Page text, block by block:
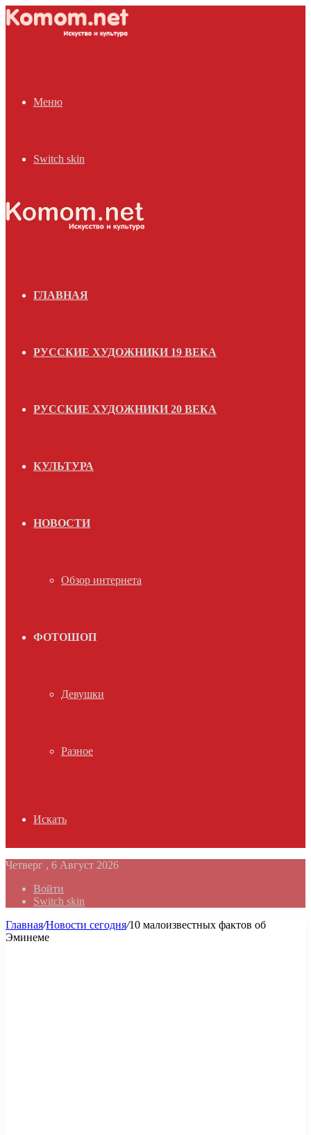
Меню
Switch skin
ГЛАВНАЯ
РУССКИЕ ХУДОЖНИКИ 19 ВЕКА
РУССКИЕ ХУДОЖНИКИ 20 ВЕКА
КУЛЬТУРА
НОВОСТИ
Обзор интернета
ФОТОШОП
Девушки
Разное
Искать
Четверг , 6 Август 2026
Войти
Switch skin
Главная/Новости сегодня/10 малоизвестных фактов об
Эминеме